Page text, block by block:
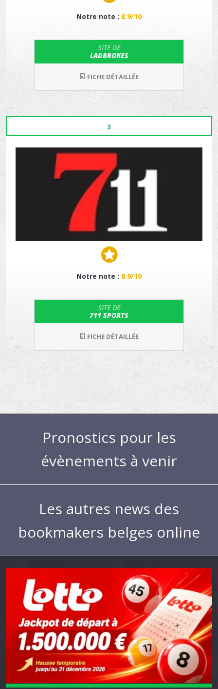
Notre note : 8.9/10
SITE DE
LADBROKES
FICHE DÉTAILLÉE
3
Notre note : 8.9/10
SITE DE
711 SPORTS
FICHE DÉTAILLÉE
Pronostics pour les
évènements à venir
Les autres news des
bookmakers belges online